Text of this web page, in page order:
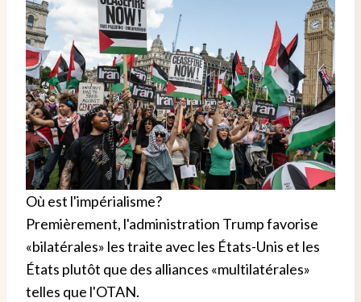
Où est l'impérialisme?
Premièrement, l'administration Trump favorise
«bilatérales» les traite avec les États-Unis et les
États plutôt que des alliances «multilatérales»
telles que l'OTAN.